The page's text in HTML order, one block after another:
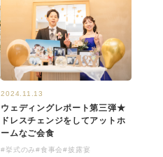
2024.11.13
ウェディングレポート第三弾★
ドレスチェンジをしてアットホ
ームなご会食
#挙式のみ#食事会#披露宴